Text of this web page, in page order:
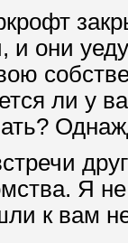
и они
ли у
Я
к вам